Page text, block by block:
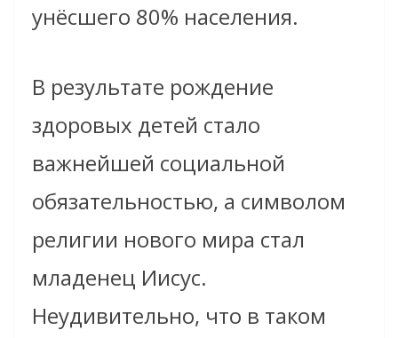
унёсшего 80% населения.
В результате рождение
здоровых детей стало
важнейшей социальной
обязательностью, а символом
религии нового мира стал
младенец Иисус.
Неудивительно, что в таком